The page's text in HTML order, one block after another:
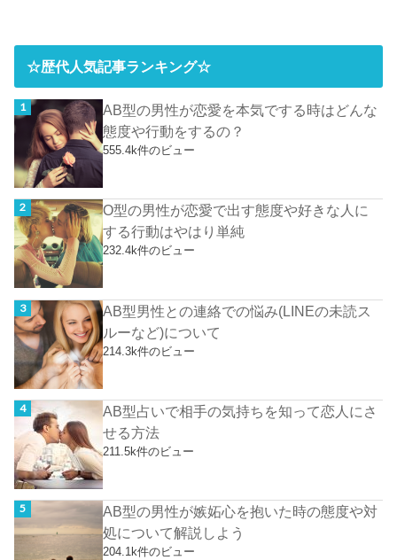
☆歴代人気記事ランキング☆
AB型の男性が恋愛を本気でする時はどんな
態度や行動をするの？
555.4k件のビュー
O型の男性が恋愛で出す態度や好きな人に
する行動はやはり単純
232.4k件のビュー
AB型男性との連絡での悩み(LINEの未読ス
ルーなど)について
214.3k件のビュー
AB型占いで相手の気持ちを知って恋人にさ
せる方法
211.5k件のビュー
AB型の男性が嫉妬心を抱いた時の態度や対
処について解説しよう
204.1k件のビュー